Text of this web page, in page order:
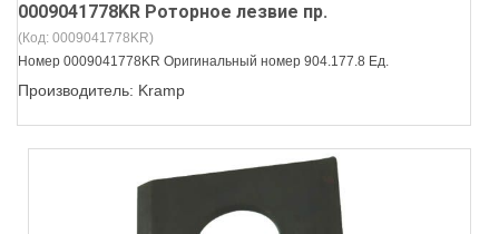
0009041778KR Роторное лезвие пр.
(Код: 0009041778KR)
Номер 0009041778KR Оригинальный номер 904.177.8 Ед.
Производитель: Kramp